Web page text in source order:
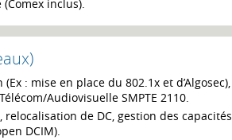
inclus).
: mise en place du 802.1x et d’Algosec),
Audiovisuelle SMPTE 2110.
de DC, gestion des capacités
DCIM).